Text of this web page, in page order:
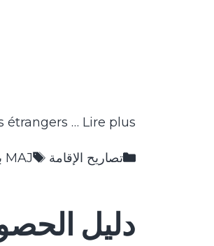
étrangers … Lire plus
التصنيفات
تصاريح الإقامة MAJ بواسطة أنيك
دليل